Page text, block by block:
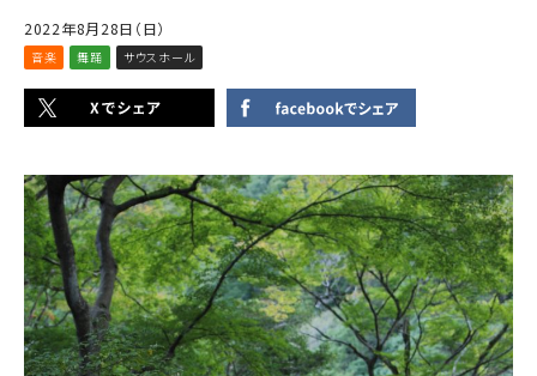
2022年8月28日（日）
音楽 舞踊 サウスホール